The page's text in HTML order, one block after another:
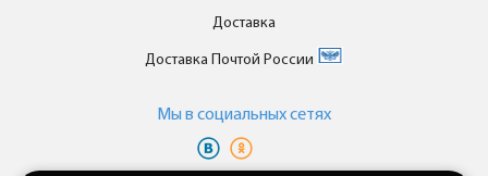
Доставка
Доставка Почтой России
Мы в cоциальных сетях